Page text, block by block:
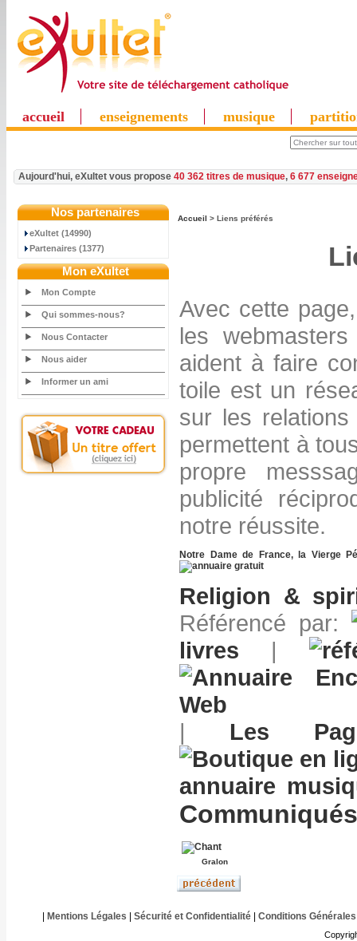
accueil enseignements musique
Aujourd'hui, eXultet vous propose 40 362 titres de musique, 6 677
Nos partenaires
eXultet (14990)
Partenaires (1377)
Mon eXultet
Mon Compte
Qui sommes-nous?
Nous Contacter
Nous aider
Informer un ami
Accueil > Liens préférés
Avec cette
les
aident à faire
toile est un
sur les
permettent à
propre
publicité
notre réussite.
Notre Dame de France, la Vierge
Religion &
Référencé par:
livres |
| Les
annuaire
Gralon
Mentions Légales Sécurité et Confidentialité| Conditions Générales